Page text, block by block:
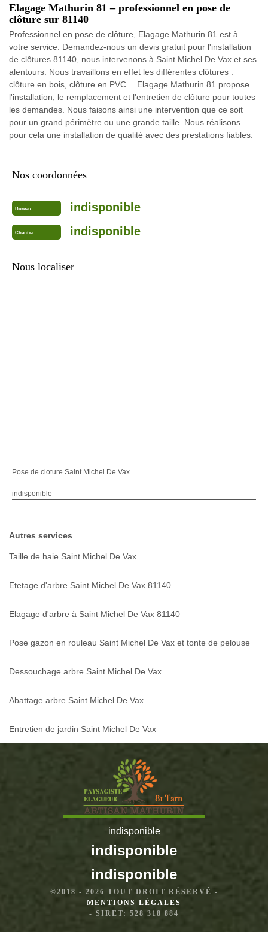
Elagage Mathurin 81 – professionnel en pose de
clôture sur 81140
Professionnel en pose de clôture, Elagage Mathurin 81 est à
votre service. Demandez-nous un devis gratuit pour l'installation
de clôtures 81140, nous intervenons à Saint Michel De Vax et ses
alentours. Nous travaillons en effet les différentes clôtures :
clôture en bois, clôture en PVC… Elagage Mathurin 81 propose
l'installation, le remplacement et l'entretien de clôture pour toutes
les demandes. Nous faisons ainsi une intervention que ce soit
pour un grand périmètre ou une grande taille. Nous réalisons
pour cela une installation de qualité avec des prestations fiables.
Nos coordonnées
Bureau indisponible
Chantier indisponible
Nous localiser
Pose de cloture Saint Michel De Vax
indisponible
Autres services
Taille de haie Saint Michel De Vax
Etetage d'arbre Saint Michel De Vax 81140
Elagage d'arbre à Saint Michel De Vax 81140
Pose gazon en rouleau Saint Michel De Vax et tonte de pelouse
Dessouchage arbre Saint Michel De Vax
Abattage arbre Saint Michel De Vax
Entretien de jardin Saint Michel De Vax
indisponible
indisponible
indisponible
©2018 - 2026 TOUT DROIT RÉSERVÉ -
MENTIONS LÉGALES
- SIRET: 528 318 884